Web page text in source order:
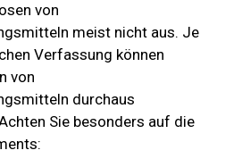
von
meist nicht aus. Je
Verfassung können
von
durchaus
Sie besonders auf die